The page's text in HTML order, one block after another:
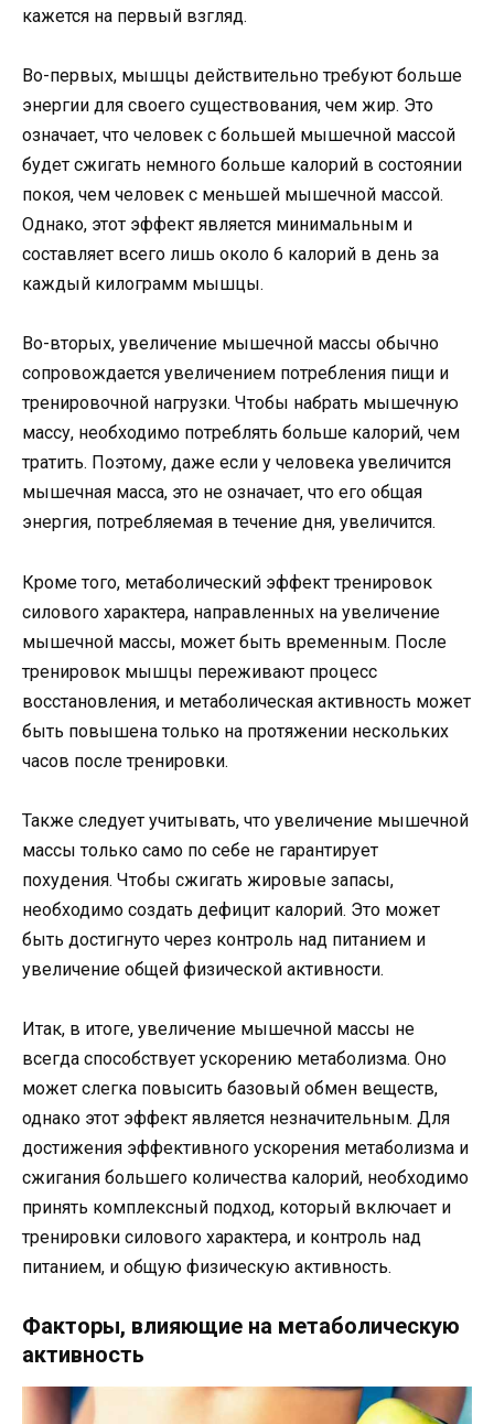
кажется на первый взгляд.
Во-первых, мышцы действительно требуют больше
энергии для своего существования, чем жир. Это
означает, что человек с большей мышечной массой
будет сжигать немного больше калорий в состоянии
покоя, чем человек с меньшей мышечной массой.
Однако, этот эффект является минимальным и
составляет всего лишь около 6 калорий в день за
каждый килограмм мышцы.
Во-вторых, увеличение мышечной массы обычно
сопровождается увеличением потребления пищи и
тренировочной нагрузки. Чтобы набрать мышечную
массу, необходимо потреблять больше калорий, чем
тратить. Поэтому, даже если у человека увеличится
мышечная масса, это не означает, что его общая
энергия, потребляемая в течение дня, увеличится.
Кроме того, метаболический эффект тренировок
силового характера, направленных на увеличение
мышечной массы, может быть временным. После
тренировок мышцы переживают процесс
восстановления, и метаболическая активность может
быть повышена только на протяжении нескольких
часов после тренировки.
Также следует учитывать, что увеличение мышечной
массы только само по себе не гарантирует
похудения. Чтобы сжигать жировые запасы,
необходимо создать дефицит калорий. Это может
быть достигнуто через контроль над питанием и
увеличение общей физической активности.
Итак, в итоге, увеличение мышечной массы не
всегда способствует ускорению метаболизма. Оно
может слегка повысить базовый обмен веществ,
однако этот эффект является незначительным. Для
достижения эффективного ускорения метаболизма и
сжигания большего количества калорий, необходимо
принять комплексный подход, который включает и
тренировки силового характера, и контроль над
питанием, и общую физическую активность.
Факторы, влияющие на метаболическую
активность